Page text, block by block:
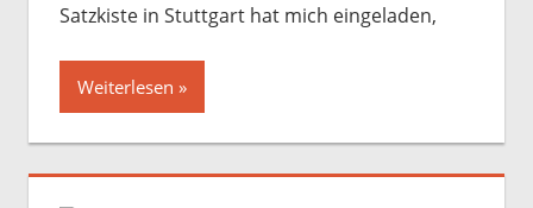
Satzkiste in Stuttgart hat mich eingeladen,
Weiterlesen